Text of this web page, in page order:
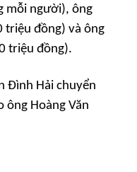
mỗi người), ông
triệu đồng) và ông
triệu đồng).
Đình Hải chuyển
ông Hoàng Văn